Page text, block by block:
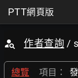
PTT網頁版
作者查詢 /
總覽 項目：